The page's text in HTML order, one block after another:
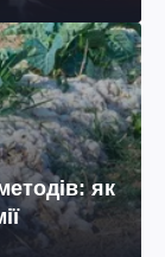
як